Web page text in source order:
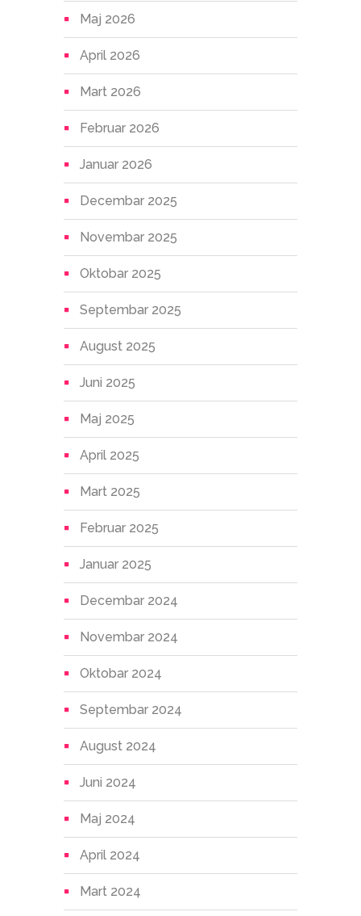
Maj 2026
April 2026
Mart 2026
Februar 2026
Januar 2026
Decembar 2025
Novembar 2025
Oktobar 2025
Septembar 2025
August 2025
Juni 2025
Maj 2025
April 2025
Mart 2025
Februar 2025
Januar 2025
Decembar 2024
Novembar 2024
Oktobar 2024
Septembar 2024
August 2024
Juni 2024
Maj 2024
April 2024
Mart 2024